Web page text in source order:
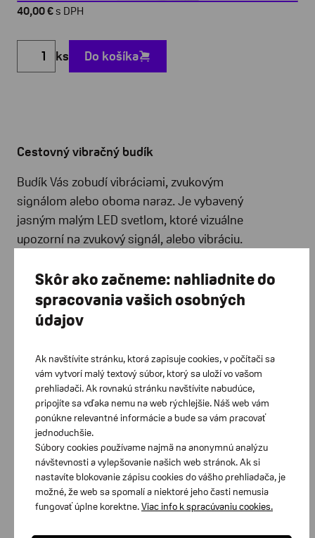
40,00 €s DPH
ks Do košíka
Cestovný vibračný budík
Budík Vás zobudí vibráciami, zvukovým
signálom alebo oboma naraz. Je vybavený
jasným malým LED svetlom, ktoré vizuálne
upozorní na zvukový signál, alebo vibráciu.
dodáva sa s klipom. Nastavenie budíka je
chránené plastovým panelom, ktorý slúži aj
ako stojan.
Zákaznícke centrum Bratislava
Zákaznícke tel. linky: 02/448 812 03, 0902 604 047
Račianska 77/B, 831 02 Bratislava
Zákaznícke centrum Banská Bystrica
Zákaznícke tel. linky: 048/415 1054, 0905 420 066
Kuzmányho 2, 974 01 Banská Bystrica
Skôr ako začneme: nahliadnite do
spracovania vašich osobných
údajov
Ak navštívite stránku, ktorá zapisuje cookies, v počítači sa
vám vytvorí malý textový súbor, ktorý sa uloží vo vašom
prehliadači. Ak rovnakú stránku navštívite nabudúce,
pripojíte sa vďaka nemu na web rýchlejšie. Náš web vám
ponúkne relevantné informácie a bude sa vám pracovať
jednoduchšie.
Súbory cookies používame najmä na anonymnú analýzu
návštevnosti a vylepšovanie našich web stránok. Ak si
nastavíte blokovanie zápisu cookies do vášho prehliadača, je
možné, že web sa spomalí a niektoré jeho časti nemusia
fungovať úplne korektne.Viac info k spracúvaniu cookies.